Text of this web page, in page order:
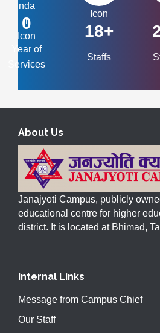
0
Year of
Services
18+
Staffs
About Us
Janajyoti Campus, publicly
educational centre for higher
district. It is located at Bhimad,
Internal Links
Message from Campus Chief
Our Staff